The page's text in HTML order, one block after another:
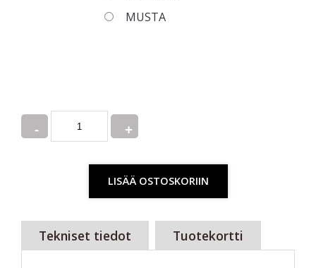
MUSTA
Quantity
LISÄÄ OSTOSKORIIN
Tekniset tiedot Tuotekortti